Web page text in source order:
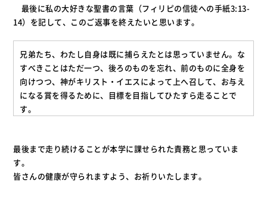
最後に私の大好きな聖書の言葉（フィリピの信徒への手紙3:13-
14）を記して、このご返事を終えたいと思います。
兄弟たち、わたし自身は既に捕らえたとは思っていません。な
すべきことはただ一つ、後ろのものを忘れ、前のものに全身を
向けつつ、神がキリスト・イエスによって上へ召して、お与え
になる賞を得るために、目標を目指してひたすら走ることで
す。
最後まで走り続けることが本学に課せられた責務と思っていま
す。
皆さんの健康が守られますよう、お祈りいたします。